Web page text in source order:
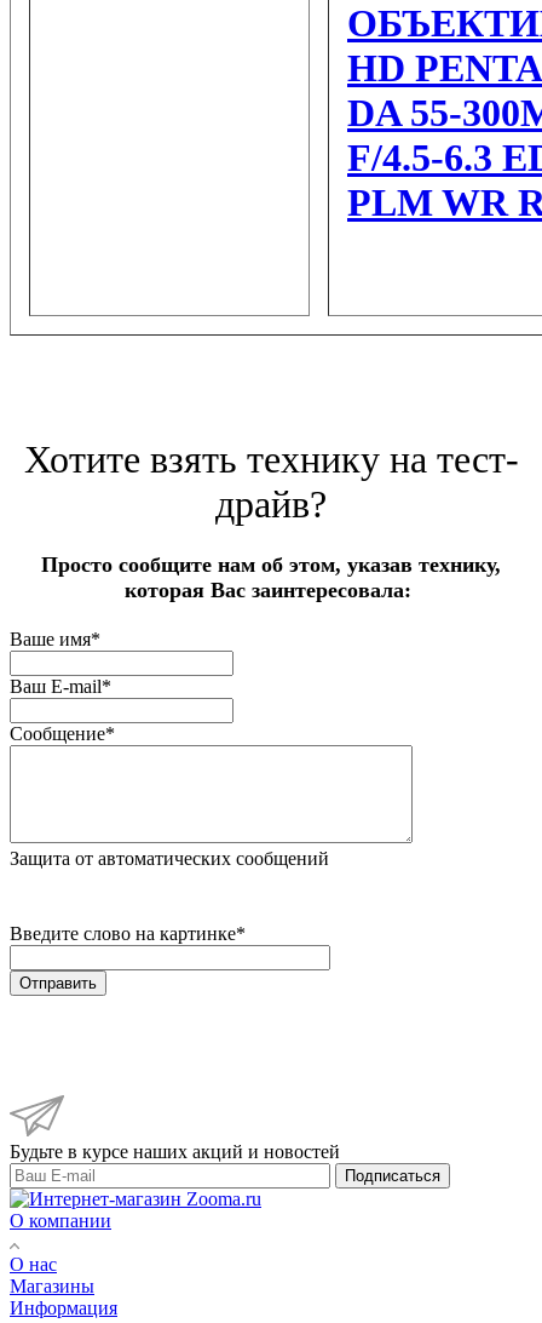
HD
DA 55-
F/4.5-6.3
PLM WR
Хотите взять технику на тест-
драйв?
Просто сообщите нам об этом, указав технику,
которая Вас заинтересовала:
Ваше имя*
Ваш E-mail*
Сообщение*
Защита от автоматических сообщений
Введите слово на картинке*
Будьте в курсе наших акций и новостей
Подписаться
О компании
О нас
Магазины
Информация